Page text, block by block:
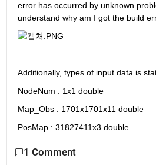
error has occurred by unknown
understand why am I got the build
Additionally, types of input data is
NodeNum : 1x1 double
Map_Obs : 1701x1701x11 double
PosMap : 31827411x3 double
1 Comment